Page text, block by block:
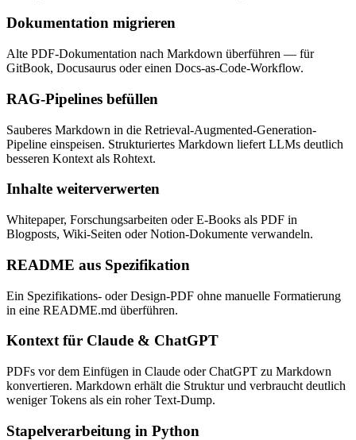
Dokumentation migrieren
Alte PDF-Dokumentation nach Markdown überführen — für
GitBook, Docusaurus oder einen Docs-as-Code-Workflow.
RAG-Pipelines befüllen
Sauberes Markdown in die Retrieval-Augmented-Generation-
Pipeline einspeisen. Strukturiertes Markdown liefert LLMs deutlich
besseren Kontext als Rohtext.
Inhalte weiterverwerten
Whitepaper, Forschungsarbeiten oder E-Books als PDF in
Blogposts, Wiki-Seiten oder Notion-Dokumente verwandeln.
README aus Spezifikation
Ein Spezifikations- oder Design-PDF ohne manuelle Formatierung
in eine README.md überführen.
Kontext für Claude & ChatGPT
PDFs vor dem Einfügen in Claude oder ChatGPT zu Markdown
konvertieren. Markdown erhält die Struktur und verbraucht deutlich
weniger Tokens als ein roher Text-Dump.
Stapelverarbeitung in Python